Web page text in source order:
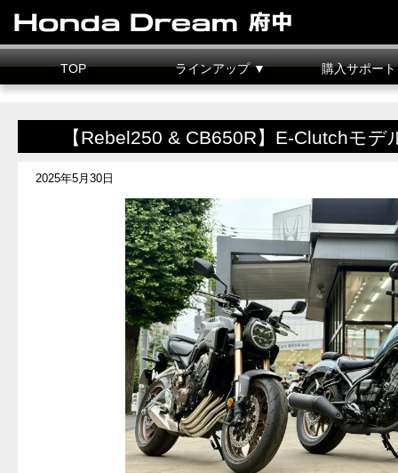
TOP ラインアップ ▼ 購入サポー
【Rebel250 & CB650R】E-Clutchモ
2025年5月30日